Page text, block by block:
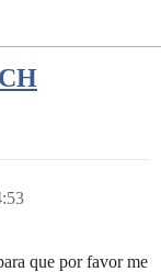
que por favor me